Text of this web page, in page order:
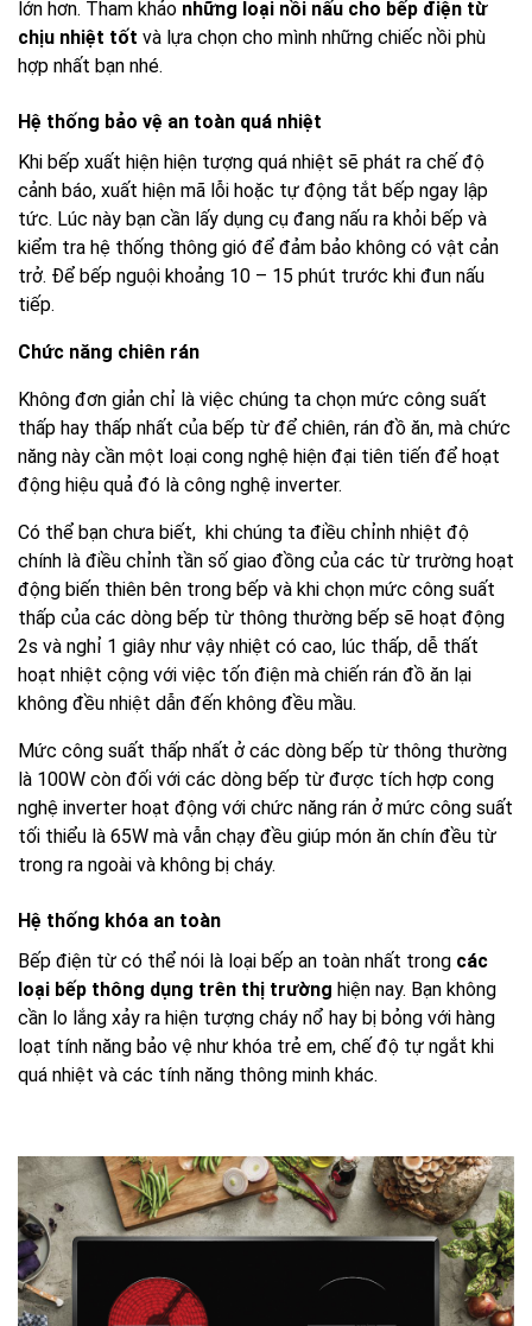
lớn hơn. Tham khảo những loại nồi nấu cho bếp điện từ
chịu nhiệt tốt và lựa chọn cho mình những chiếc nồi phù
hợp nhất bạn nhé.
Hệ thống bảo vệ an toàn quá nhiệt
Khi bếp xuất hiện hiện tượng quá nhiệt sẽ phát ra chế độ
cảnh báo, xuất hiện mã lỗi hoặc tự động tắt bếp ngay lập
tức. Lúc này bạn cần lấy dụng cụ đang nấu ra khỏi bếp và
kiểm tra hệ thống thông gió để đảm bảo không có vật cản
trở. Để bếp nguội khoảng 10 – 15 phút trước khi đun nấu
tiếp.
Chức năng chiên rán
Không đơn giản chỉ là việc chúng ta chọn mức công suất
thấp hay thấp nhất của bếp từ để chiên, rán đồ ăn, mà chức
năng này cần một loại cong nghệ hiện đại tiên tiến để hoạt
động hiệu quả đó là công nghệ inverter.
Có thể bạn chưa biết, khi chúng ta điều chỉnh nhiệt độ
chính là điều chỉnh tần số giao đồng của các từ trường hoạt
động biến thiên bên trong bếp và khi chọn mức công suất
thấp của các dòng bếp từ thông thường bếp sẽ hoạt động
2s và nghỉ 1 giây như vậy nhiệt có cao, lúc thấp, dễ thất
hoạt nhiệt cộng với việc tốn điện mà chiến rán đồ ăn lại
không đều nhiệt dẫn đến không đều mầu.
Mức công suất thấp nhất ở các dòng bếp từ thông thường
là 100W còn đối với các dòng bếp từ được tích hợp cong
nghệ inverter hoạt động với chức năng rán ở mức công suất
tối thiểu là 65W mà vẫn chạy đều giúp món ăn chín đều từ
trong ra ngoài và không bị cháy.
Hệ thống khóa an toàn
Bếp điện từ có thể nói là loại bếp an toàn nhất trong các
loại bếp thông dụng trên thị trường hiện nay. Bạn không
cần lo lắng xảy ra hiện tượng cháy nổ hay bị bỏng với hàng
loạt tính năng bảo vệ như khóa trẻ em, chế độ tự ngắt khi
quá nhiệt và các tính năng thông minh khác.